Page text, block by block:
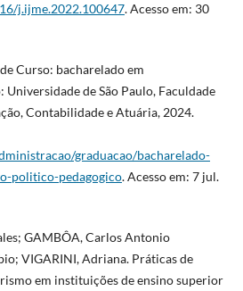
j.ijme.2022.100647. Acesso em: 30
Curso: bacharelado em
Universidade de São Paulo, Faculdade
Contabilidade e Atuária, 2024.
graduacao/bacharelado-
politico-pedagogico. Acesso em: 7 jul.
GAMBÔA, Carlos Antonio
VIGARINI, Adriana. Práticas de
em instituições de ensino superior